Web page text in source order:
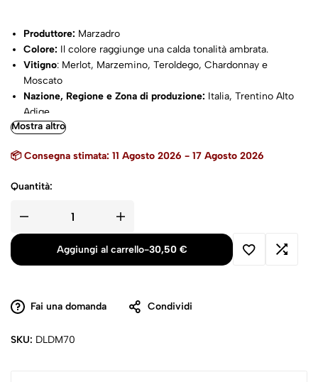
Produttore: Marzadro
Colore: Il colore raggiunge una calda tonalità ambrata.
Vitigno: Merlot, Marzemino, Teroldego, Chardonnay e
Moscato
Nazione, Regione e Zona di produzione: Italia, Trentino Alto
Adige
Gradazione:
Abbinamenti:fine pasto
il gusto rotondo, elegante e setoso.
come base per la creazione di cocktail. Servire ad una
temperatura di 12-14°C in calice da amaro.
Mostra altro
📦 Consegna stimata: 11 Agosto 2026 - 17 Agosto 2026
Quantità:
Aggiungi al carrello-30,50 €
Fai una domanda Condividi
SKU: DLDM70